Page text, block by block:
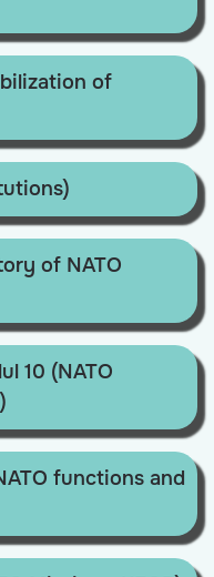
of
of NATO
10 (NATO
functions and